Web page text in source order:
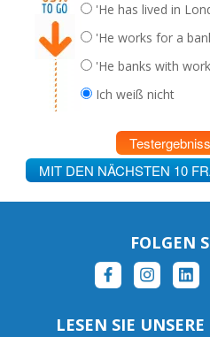
'He has lived in
'He works for a
'He banks with
Ich weiß nicht
MIT DEN NÄCHSTEN 10
FOLGEN
LESEN SIE